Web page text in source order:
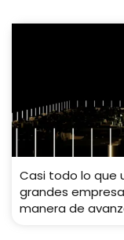
Casi todo lo que
grandes
manera de